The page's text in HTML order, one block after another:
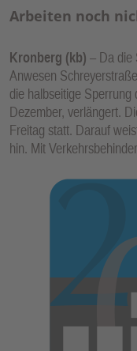
Arbeiten noch
Kronberg (kb) – Da die
Anwesen
die halbseitige
Dezember, verlängert.
Freitag statt. Darauf
hin. Mit
N Z
R
F
U
N
K
TI
O
N